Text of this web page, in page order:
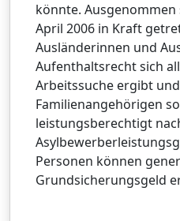
könnte.
April 2006 in Kraft
Ausländerinnen und
Aufenthaltsrecht sich
Arbeitssuche ergibt
Familienangehörigen
leistungsberechtigt
Personen können
Grundsicherungsgeld